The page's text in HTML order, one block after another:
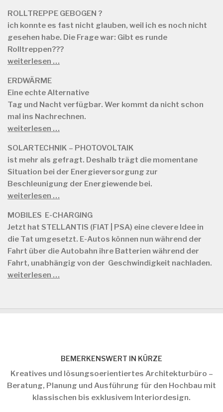
ROLLTREPPE GEBOGEN ?
ich konnte es fast nicht glauben, weil ich es noch nicht
gesehen habe. Die Frage war: Gibt es runde
Rolltreppen???
weiterlesen …
ERDWÄRME
Eine echte Alternative
Tag und Nacht verfügbar. Wer kommt da nicht schon
mal ins Nachrechnen.
weiterlesen …
SOLARTECHNIK – PHOTOVOLTAIK
ist mehr als gefragt. Deshalb trägt die momentane
Situation bei der Energieversorgung zur
Beschleunigung der Energiewende bei.
weiterlesen …
MOBILES E-CHARGING
Jetzt hat STELLANTIS (FIAT | PSA) eine clevere Idee in
die Tat umgesetzt. E-Autos können nun während der
Fahrt über die Autobahn ihre Batterien während der
Fahrt, unabhängig von der Geschwindigkeit nachladen.
weiterlesen …
BEMERKENSWERT IN KÜRZE
Kreatives und lösungsoerientiertes Architekturbüro –
Beratung, Planung und Ausführung für den Hochbau mit
klassischen bis exklusivem Interiordesign.